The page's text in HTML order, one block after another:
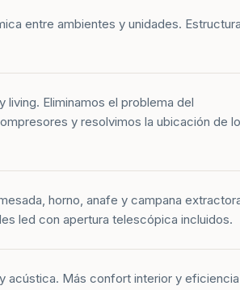
entre ambientes y unidades. Estructura
living. Eliminamos el problema del
y resolvimos la ubicación de
horno, anafe y campana
led con apertura telescópica incluidos.
acústica. Más confort interior y eficiencia